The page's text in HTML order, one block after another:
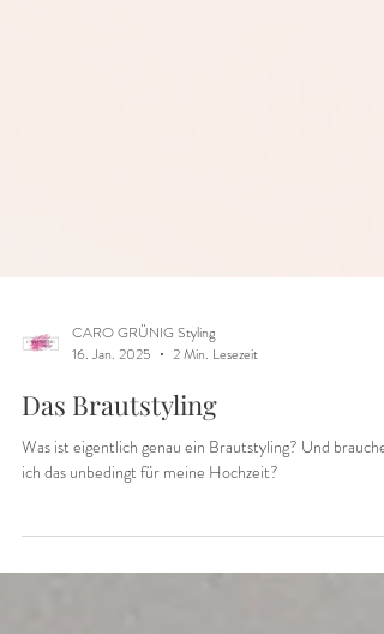
CARO GRÜNIG Styling
16. Jan. 2025
2 Min. Lesezeit
Das Brautstyling
ich das unbedingt für meine Hochzeit?